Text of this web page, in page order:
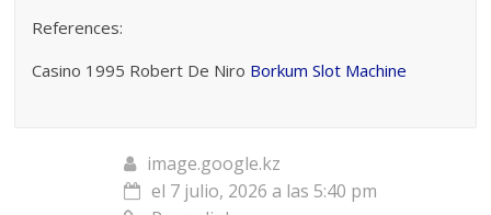
References:
Casino 1995 Robert De Niro Borkum Slot Machine
image.google.kz
el 7 julio, 2026 a las 5:40 pm